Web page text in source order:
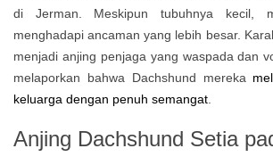
di Jerman. Meskipun tubuhnya kecil,
menghadapi ancaman yang lebih besar.
menjadi anjing penjaga yang waspada dan
melaporkan bahwa Dachshund mereka
keluarga dengan penuh semangat
Anjing Dachshund Setia